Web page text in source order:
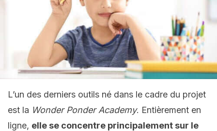
L’un des derniers outils né dans le cadre du projet
est la Wonder Ponder Academy. Entièrement en
ligne, elle se concentre principalement sur le